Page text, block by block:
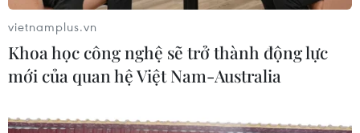
vietnamplus.vn
Khoa học công nghệ sẽ trở thành động lực
mới của quan hệ Việt Nam-Australia